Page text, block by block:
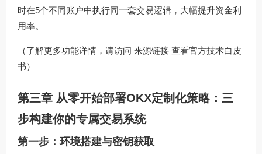
时在5个不同账户中执行同一套交易逻辑，大幅提升资金利
用率。
（了解更多功能详情，请访问 来源链接 查看官方技术白皮
书）
第三章 从零开始部署OKX定制化策略：三
步构建你的专属交易系统
第一步：环境搭建与密钥获取